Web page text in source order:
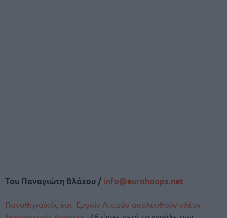
Του Παναγιώτη Βλάχου / info@eurohoops.net
Παναθηναϊκός και Εργκίν Αταμάν ακολουθούν πλέον